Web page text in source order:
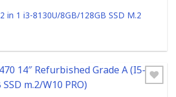
Add to
in 1 i3-8130U/8GB/128GB SSD M.2